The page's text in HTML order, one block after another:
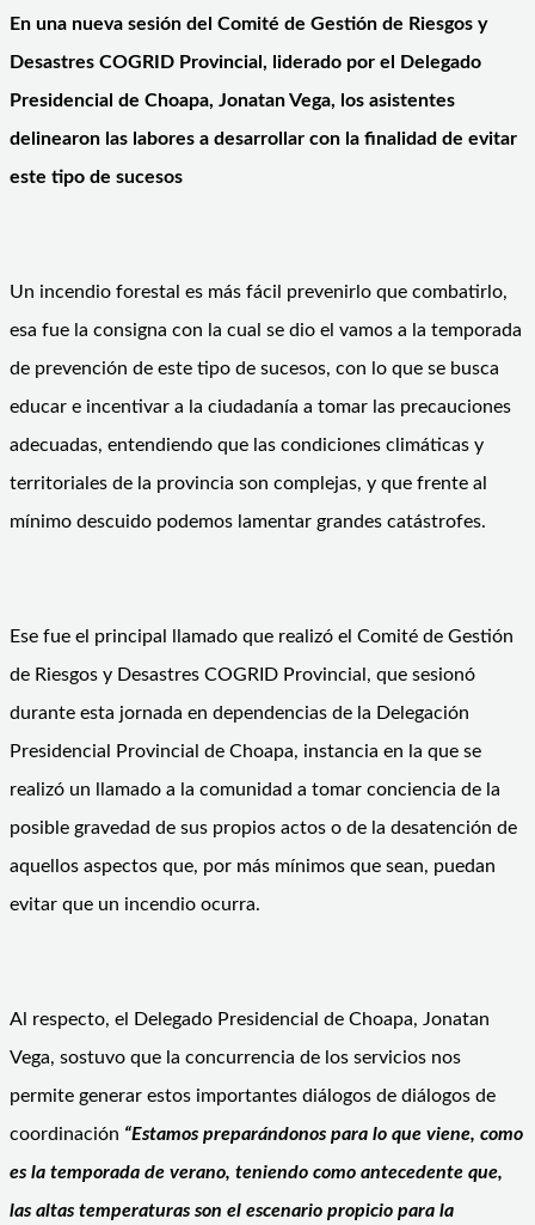
En una nueva sesión del Comité de Gestión de Riesgos y
Desastres COGRID Provincial, liderado por el Delegado
Presidencial de Choapa, Jonatan Vega, los asistentes
delinearon las labores a desarrollar con la finalidad de evitar
este tipo de sucesos
Un incendio forestal es más fácil prevenirlo que combatirlo,
esa fue la consigna con la cual se dio el vamos a la temporada
de prevención de este tipo de sucesos, con lo que se busca
educar e incentivar a la ciudadanía a tomar las precauciones
adecuadas, entendiendo que las condiciones climáticas y
territoriales de la provincia son complejas, y que frente al
mínimo descuido podemos lamentar grandes catástrofes.
Ese fue el principal llamado que realizó el Comité de Gestión
de Riesgos y Desastres COGRID Provincial, que sesionó
durante esta jornada en dependencias de la Delegación
Presidencial Provincial de Choapa, instancia en la que se
realizó un llamado a la comunidad a tomar conciencia de la
posible gravedad de sus propios actos o de la desatención de
aquellos aspectos que, por más mínimos que sean, puedan
evitar que un incendio ocurra.
Al respecto, el Delegado Presidencial de Choapa, Jonatan
Vega, sostuvo que la concurrencia de los servicios nos
permite generar estos importantes diálogos de diálogos de
coordinación “Estamos preparándonos para lo que viene, como
es la temporada de verano, teniendo como antecedente que,
las altas temperaturas son el escenario propicio para la